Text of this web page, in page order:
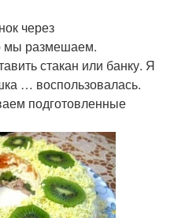
через
мы размешаем.
стакан или банку. Я
… воспользовалась.
подготовленные